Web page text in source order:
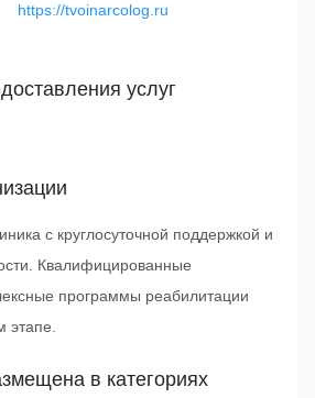
https://tvoinarcolog.ru
услуг
с круглосуточной поддержкой и
Квалифицированные
программы реабилитации
в категориях